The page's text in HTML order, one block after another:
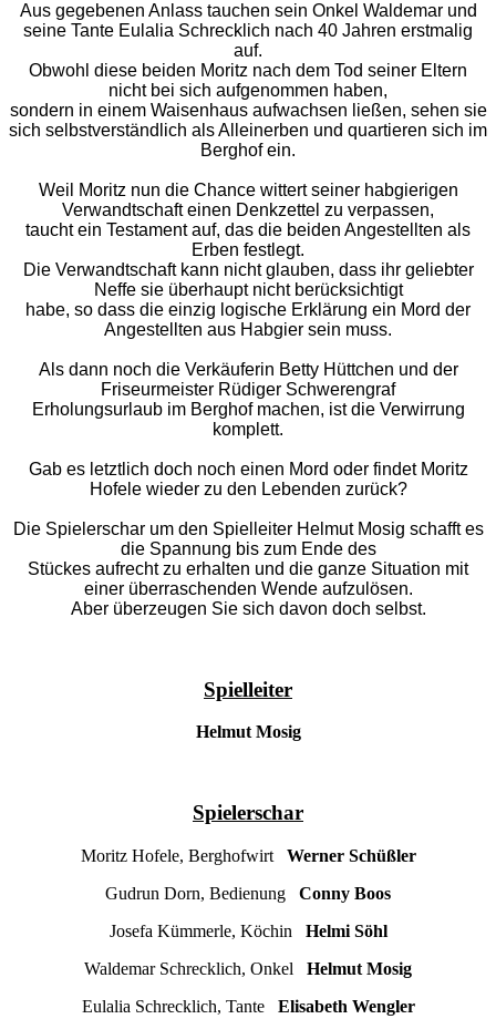
Aus gegebenen Anlass tauchen sein Onkel Waldemar und
seine Tante Eulalia Schrecklich nach 40 Jahren erstmalig
auf.
Obwohl diese beiden Moritz nach dem Tod seiner Eltern
nicht bei sich aufgenommen haben,
sondern in einem Waisenhaus aufwachsen ließen, sehen sie
sich selbstverständlich als Alleinerben und quartieren sich im
Berghof ein.
Weil Moritz nun die Chance wittert seiner habgierigen
Verwandtschaft einen Denkzettel zu verpassen,
taucht ein Testament auf, das die beiden Angestellten als
Erben festlegt.
Die Verwandtschaft kann nicht glauben, dass ihr geliebter
Neffe sie überhaupt nicht berücksichtigt
habe, so dass die einzig logische Erklärung ein Mord der
Angestellten aus Habgier sein muss.
Als dann noch die Verkäuferin Betty Hüttchen und der
Friseurmeister Rüdiger Schwerengraf
Erholungsurlaub im Berghof machen, ist die Verwirrung
komplett.
Gab es letztlich doch noch einen Mord oder findet Moritz
Hofele wieder zu den Lebenden zurück?
Die Spielerschar um den Spielleiter Helmut Mosig schafft es
die Spannung bis zum Ende des
Stückes aufrecht zu erhalten und die ganze Situation mit
einer überraschenden Wende aufzulösen.
Aber überzeugen Sie sich davon doch selbst.
Spielleiter
Helmut Mosig
Spielerschar
Moritz Hofele, Berghofwirt
Werner Schüßler
Gudrun Dorn, Bedienung
Conny Boos
Josefa Kümmerle, Köchin Helmi Söhl
Waldemar Schrecklich, Onkel
Helmut Mosig
Eulalia Schrecklich, Tante
Elisabeth Wengler